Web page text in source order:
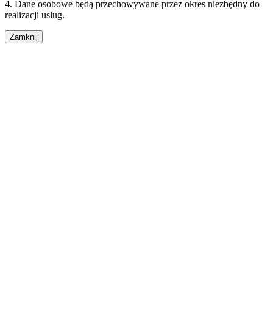
4. Dane osobowe będą przechowywane przez okres niezbędny do
realizacji usług.
Zamknij